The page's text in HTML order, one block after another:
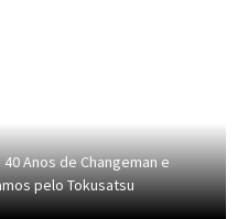
40 Anos de Changeman e
pelo Tokusatsu